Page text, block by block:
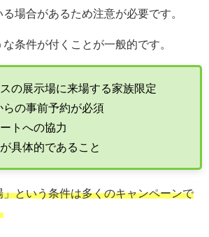
場合があるため注意が必要です。
条件が付くことが一般的です。
の展示場に来場する家族限定
の事前予約が必須
トへの協力
具体的であること
という条件は多くのキャンペーンで